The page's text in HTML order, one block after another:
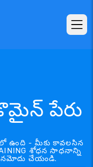
పేరు
ఉంది - మీకు కావలసిన
శోధన సాధనాన్ని
చేయండి.